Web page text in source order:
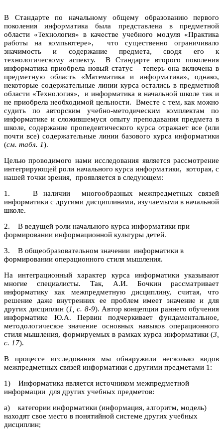
В Стандарте по начальному общему образованию первого
поколения информатика была представлена в предметной
области «Технология» в качестве учебного модуля «Практика
работы на компьютере», что существенно ограничивало
значимость и содержание предмета, сводя его к
технологическому аспекту. В Стандарте второго поколения
информатика приобрела новый статус – теперь она включена в
предметную область «Математика и информатика», однако,
некоторые содержательные линии курса остались в предметной
области «Технология», и информатика в начальной школе так и
не приобрела необходимой цельности. Вместе с тем, как можно
судить по авторским учебно-методическим комплектам по
информатике и сложившемуся опыту преподавания предмета в
школе, содержание пропедевтического курса отражает все (или
почти все) содержательные линии базового курса информатики
(см. табл. 1).
Целью проводимого нами исследования является рассмотрение
интегрирующей роли начального курса информатики, которая, с
нашей точки зрения, проявляется в следующем:
1. В наличии многообразных межпредметных связей
информатики с другими дисциплинами, изучаемыми в начальной
школе.
2. В ведущей роли начального курса информатики при
формировании информационной культуры детей.
3. В общеобразовательном значении информатики в
формировании операционного стиля мышления.
На интеграционный характер курса информатики указывают
многие специалисты. Так, А.И. Бочкин рассматривает
информатику как межпредметную дисциплину, считая, что
решение даже внутренних ее проблем имеет значение и для
других дисциплин (1, с. 8-9). Автор концепции раннего обучения
информатике Ю.А. Первин подчеркивает фундаментальное,
методологическое значение основных навыков операционного
стиля мышления, формируемых в рамках курса информатики (3,
с. 17).
В процессе исследования мы обнаружили несколько видов
межпредметных связей информатики с другими предметами 1:
1) Информатика является источником межпредметной
информации для других учебных предметов:
a) категории информатики (информация, алгоритм, модель)
находят свое место в понятийной системе других учебных
дисциплин;